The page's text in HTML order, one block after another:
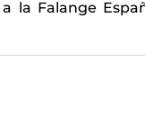
la Falange